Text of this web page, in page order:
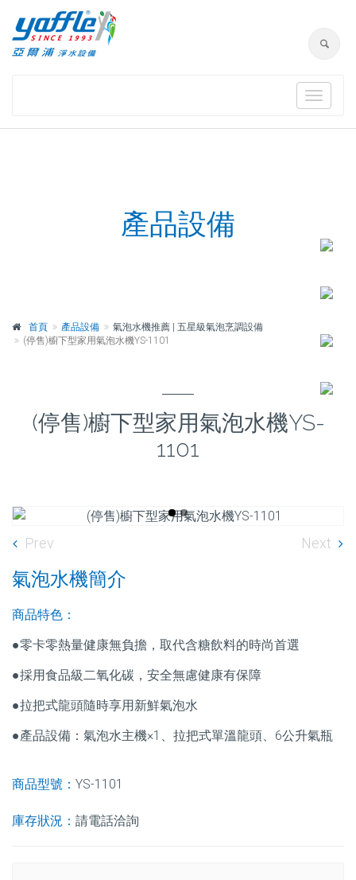
Toggle
產品設備
首頁 產品設備
氣泡水機推薦 | 五星級氣泡烹調設備
(停售)櫥下型家用氣泡水機YS-1101
(停售)櫥下型家用氣泡水機YS-
1101
Prev Next
氣泡水機簡介
商品特色：
●零卡零熱量健康無負擔，取代含糖飲料的時尚首選
●採用食品級二氧化碳，安全無慮健康有保障
●拉把式龍頭隨時享用新鮮氣泡水
●產品設備： 氣泡水主機×1 、 拉把式單溫龍頭、6公升氣瓶
商品型號： YS-1101
庫存狀況： 請電話洽詢